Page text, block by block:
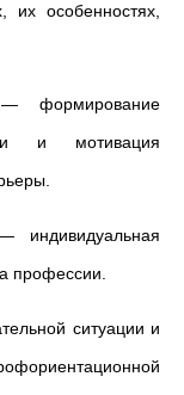
особенностях,
формирование
и мотивация
индивидуальная
профессии.
ситуации и